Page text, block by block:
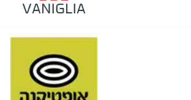
VANIGLIA